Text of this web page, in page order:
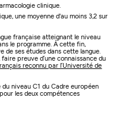
clinique.
une moyenne d'au moins 3,2 sur
française atteignant le niveau
le programme. À cette fin,
de ses études dans cette langue.
preuve d’une connaissance du
reconnu par l’Université de
niveau C1 du Cadre européen
les deux compétences